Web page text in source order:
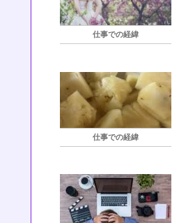
仕事での経緯
仕事での経緯